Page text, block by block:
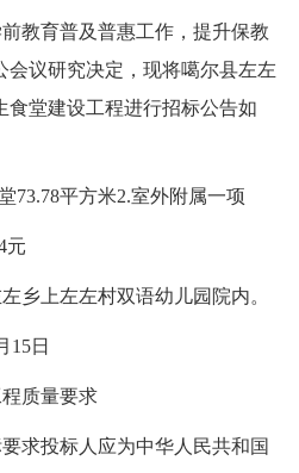
教育普及普惠工作，提升保教
会议研究决定，现将噶尔县左左
食堂建设工程进行招标公告如
73.78平方米2.室外附属一项
元
乡上左左村双语幼儿园 院内。
15日
质量要求
求投标人应为中华人民共和国